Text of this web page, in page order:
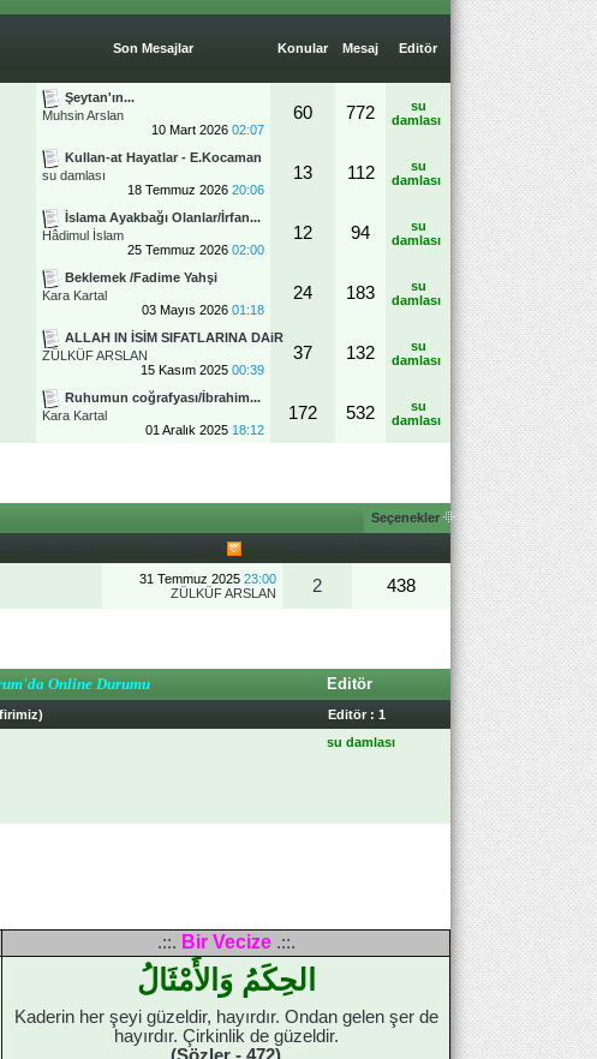
Son Mesajlar Konular Mesaj Editör
Şeytan'ın...
Muhsin Arslan
10 Mart 2026 02:07
60 772
su
damlası
Kullan-at Hayatlar - E.Kocaman
su damlası
18 Temmuz 2026 20:06
13 112
su
damlası
İslama Ayakbağı Olanlar/İrfan...
Hâdimul İslam
25 Temmuz 2026 02:00
12 94
su
damlası
Beklemek /Fadime Yahşi
Kara Kartal
03 Mayıs 2026 01:18
24 183
su
damlası
ALLAH IN İSİM SIFATLARINA DAiR
ZÜLKÜF ARSLAN
15 Kasım 2025 00:39
37 132
su
damlası
Ruhumun coğrafyası/İbrahim...
Kara Kartal
01 Aralık 2025 18:12
172 532
su
damlası
Seçenekler
31 Temmuz 2025 23:00
ZÜLKÜF ARSLAN
2 438
Online Durumu Editör
Editör : 1
su damlası
.::. Bir Vecize .::.
الحِكَمُ وَالأَمْثَالُ
Kaderin her şeyi güzeldir, hayırdır. Ondan gelen şer de
hayırdır. Çirkinlik de güzeldir.